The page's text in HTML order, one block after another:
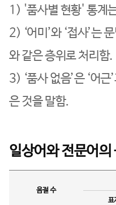
1) '품사별 현황' 통계
2) ‘어미’와 ‘접사’는
와 같은 층위로 처리함.
3) ‘품사 없음’은 ‘어
은 것을 말함.
일상어와 전문어의
음절 수
표